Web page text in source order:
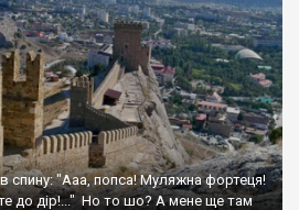
спину: "Ааа, попса! Муляжна фортеця!
до дір!..." Но то шо? А мене ще там